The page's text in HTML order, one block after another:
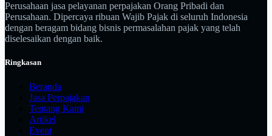
Perusahaan jasa pelayanan perpajakan Orang Pribadi dan
Perusahaan. Dipercaya ribuan Wajib Pajak di seluruh Indonesia
dengan beragam bidang bisnis permasalahan pajak yang telah
diselesaikan dengan baik.
Ringkasan
Beranda
Jasa Perpajakan
Tentang Kami
Artikel
Event